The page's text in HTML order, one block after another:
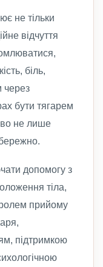
не тільки
відчуття
біль,
через
бути тягарем
не лише
допомогу з
тіла,
прийому
підтримкою